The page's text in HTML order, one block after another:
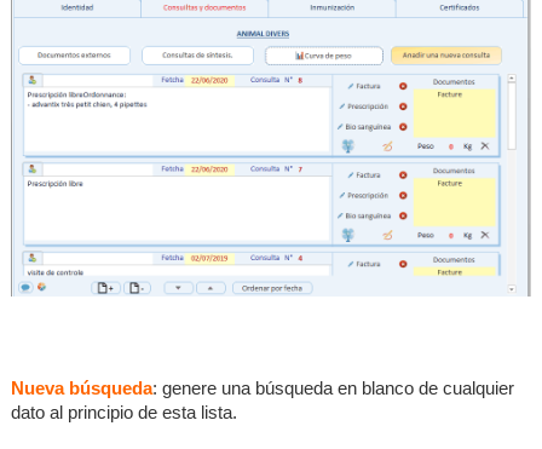
Nueva búsqueda: genere una búsqueda en blanco de cualquier
dato al principio de esta lista.